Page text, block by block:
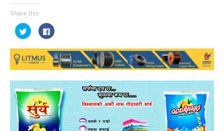
Share this:
Click
to
share
on
(Opens
in
new
Click
to
on
Facebook
(Opens
in
new